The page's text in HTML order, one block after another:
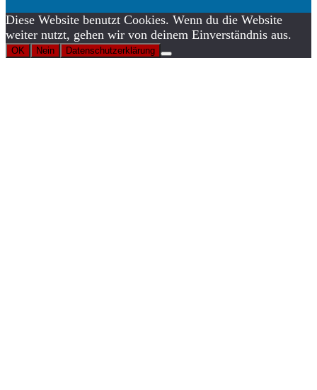
Diese Website benutzt Cookies. Wenn du die Website
weiter nutzt, gehen wir von deinem Einverständnis aus.
OK Nein Datenschutzerklärung